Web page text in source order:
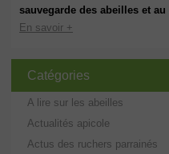
sauvegarde des abeilles et
En savoir +
Catégories
A lire sur les abeilles
Actualités apicole
Actus des ruchers parrainés